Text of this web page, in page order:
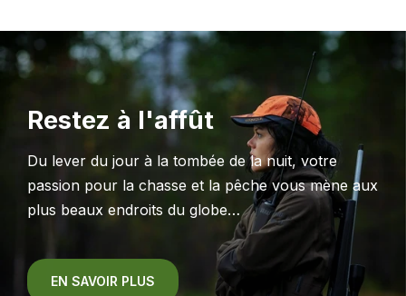
Restez à l'affût
Du lever du jour à la tombée de la nuit, votre
passion pour la chasse et la pêche vous mène aux
plus beaux endroits du globe…
EN SAVOIR PLUS